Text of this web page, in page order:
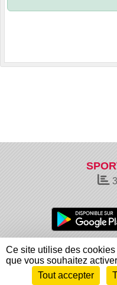
Charte cookies
Informations légales
Envie de participer ?
Ce site utilise des
que vous souhaitez activer
Tout accepter